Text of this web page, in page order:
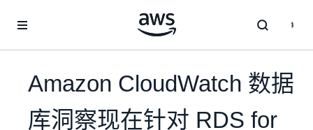
Amazon CloudWatch 数据
库洞察现在针对 RDS for